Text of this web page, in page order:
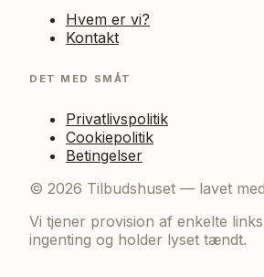
Hvem er vi?
Kontakt
DET MED SMÅT
Privatlivspolitik
Cookiepolitik
Betingelser
© 2026 Tilbudshuset — lavet
Vi tjener provision af enkelte
ingenting og holder lyset tændt.